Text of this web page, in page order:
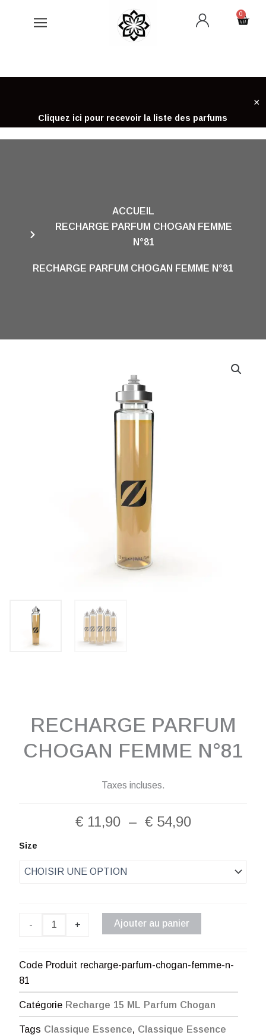
0
Cart
Cliquez ici pour recevoir la liste des parfums
×
ACCUEIL
RECHARGE PARFUM CHOGAN FEMME
N°81
RECHARGE PARFUM CHOGAN FEMME N°81
RECHARGE PARFUM
CHOGAN FEMME N°81
Taxes incluses.
€11,90 – €54,90Plage
à
€ 54,90
Size
-
quantité
Parfum
+ Ajouter au panier
Code Produit recharge-parfum-chogan-femme-n-
81
Catégorie Recharge 15 ML Parfum Chogan
Tags Classique Essence, Classique Essence